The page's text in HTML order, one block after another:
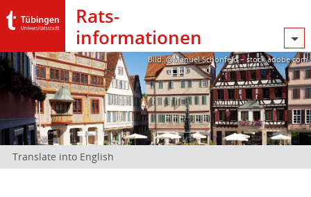
Rats­
informationen
Bild: @Manuel Schönfeld – stock.adobe.com
Translate into English